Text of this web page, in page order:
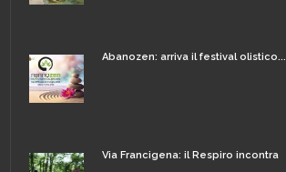
Abanozen: arriva il festival olistico...
Via Francigena: il Respiro incontra